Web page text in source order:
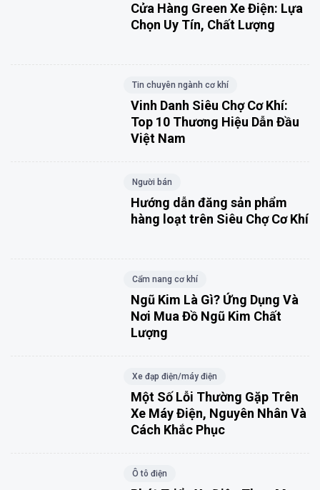
Cửa Hàng Green Xe Điện: Lựa
Chọn Uy Tín, Chất Lượng
Tin chuyên ngành cơ khí
Vinh Danh Siêu Chợ Cơ Khí:
Top 10 Thương Hiệu Dẫn Đầu
Việt Nam
Người bán
Hướng dẫn đăng sản phẩm
hàng loạt trên Siêu Chợ Cơ Khí
Cẩm nang cơ khí
Ngũ Kim Là Gì? Ứng Dụng Và
Nơi Mua Đồ Ngũ Kim Chất
Lượng
Xe đạp điện/máy điện
Một Số Lỗi Thường Gặp Trên
Xe Máy Điện, Nguyên Nhân Và
Cách Khắc Phục
Ô tô điện